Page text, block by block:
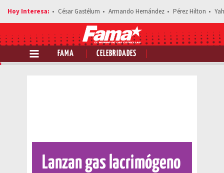
César Gastélum Armando Hernández Pérez Hilton
FAMA CELEBRIDADES
Comparte esta noticia
Lanzan gas lacrimógeno